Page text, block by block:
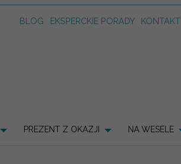
BLOG EKSPERCKIE PORADY KONTAKT
PREZENT Z OKAZJI NA WESELE